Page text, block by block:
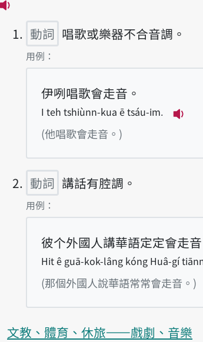
動詞 唱歌或樂器不合音調。
第1項釋義的
用例：
伊咧唱歌會走音。
I teh tshiùnn-kua ē tsáu-im.
(他唱歌會走音。)
動詞 講話有腔調。
第2項釋義的
用例：
彼个外國人講華語定定會走音
Hit ê guā-kok-lâng kóng Huâ-gí
(那個外國人說華語常常會走音。)
文教、體育、休旅——戲劇、音樂